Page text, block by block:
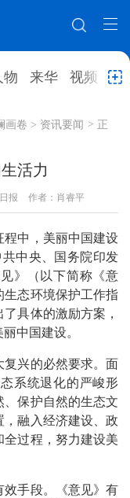
物 来华 视频 教
海外
实用信息
画卷 > 资讯要闻 > 正
活力
报 作者：肖睿平
中，美丽中国建设
中央、国务院印发
》（以下简称《意
生态环境保护工作指
具体的激励方案，
中国建设。
兴的必然要求。面
系统退化的严峻形
保护自然的生态文
，融入经济建设、政
过程，努力建设美
手段。《意见》有